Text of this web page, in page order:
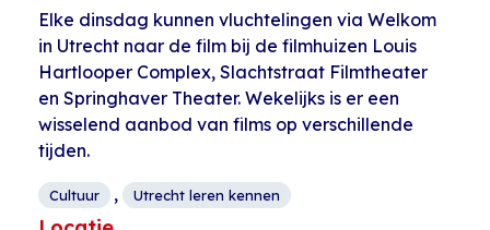
Elke dinsdag kunnen vluchtelingen via Welkom
in Utrecht naar de film bij de filmhuizen Louis
Hartlooper Complex, Slachtstraat Filmtheater
en Springhaver Theater. Wekelijks is er een
wisselend aanbod van films op verschillende
tijden.
Cultuur , Utrecht leren kennen